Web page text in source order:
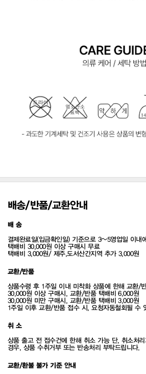
배송/반품/교환안내
배 송
결제완료일(입금확인일) 기준으로 3~5영업일 이내
택배비 30,000원 이상 구매시 무료
택배비 3,000원/ 제주,도서산간지역 추가 3,000원
교환/반품
상품수령 후 1주일 이내 미착화 상품에 한해 교환/
30,000원 이상 구매시, 교환/반품 택배비 6,000원
30,000원 미만 구매시, 교환/반품 택배비 3,000원
1주일 이후 교환/반품 접수 시, 요청자동철회될 수
취 소
상품 출고 전 접수건에 한해 취소 가능 단, 취소처
경우, 상품 수취거부 또는 반송처리 부탁드립니다.
교환/환불 불가 기준 안내